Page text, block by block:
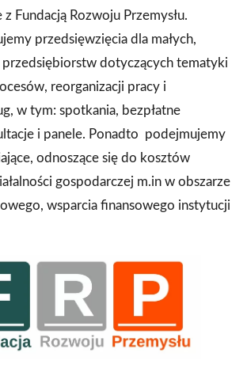
z Fundacją Rozwoju Przemysłu.
przedsięwzięcia dla małych,
dotyczących tematyki
reorganizacji pracy i
w tym: spotkania, bezpłatne
i panele. Ponadto podejmujemy
odnoszące się do kosztów
gospodarczej m.in w obszarze
wsparcia finansowego instytucji